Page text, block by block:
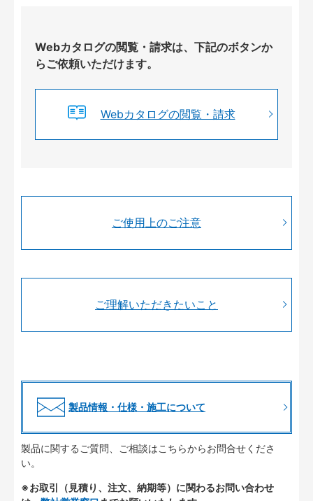
Webカタログの閲覧・請求は、下記のボタンか
らご依頼いただけます。
Webカタログの閲覧・請求
ご使用上のご注意
ご理解いただきたいこと
製品情報・仕様・施工について
製品に関するご質問、ご相談はこちらからお問合せくださ
い。
※お取引（見積り、注文、納期等）に関わるお問い合わせ